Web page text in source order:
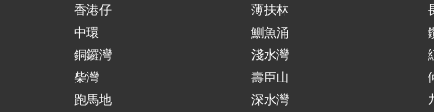
香港仔
中環
銅鑼灣
柴灣
跑馬地
薄扶林
鰂魚涌
淺水灣
壽臣山
深水灣